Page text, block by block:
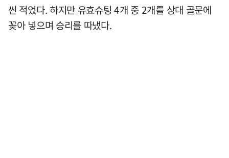
씬 적었다. 하지만 유효슈팅 4개 중 2개를 상대 골문에
꽂아 넣으며 승리를 따냈다.